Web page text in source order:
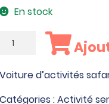
En stock
quantité
Voiture
d'activités
safari
Voiture d’activités safari
Catégories :Activité